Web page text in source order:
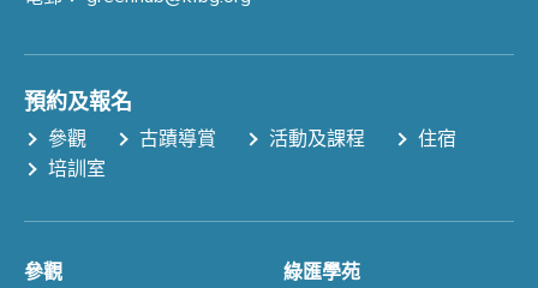
預約及報名
參觀 古蹟導賞 活動及課程
住宿
培訓室
參觀
綠匯學苑